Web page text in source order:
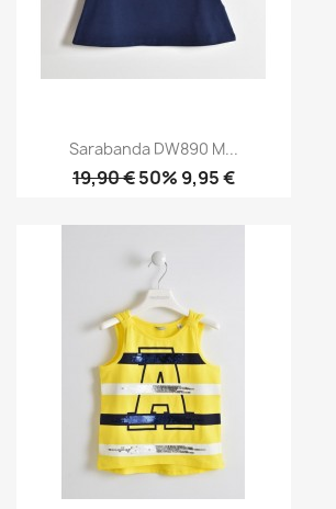
Sarabanda DW890 M...
19,90 €50% 9,95 €